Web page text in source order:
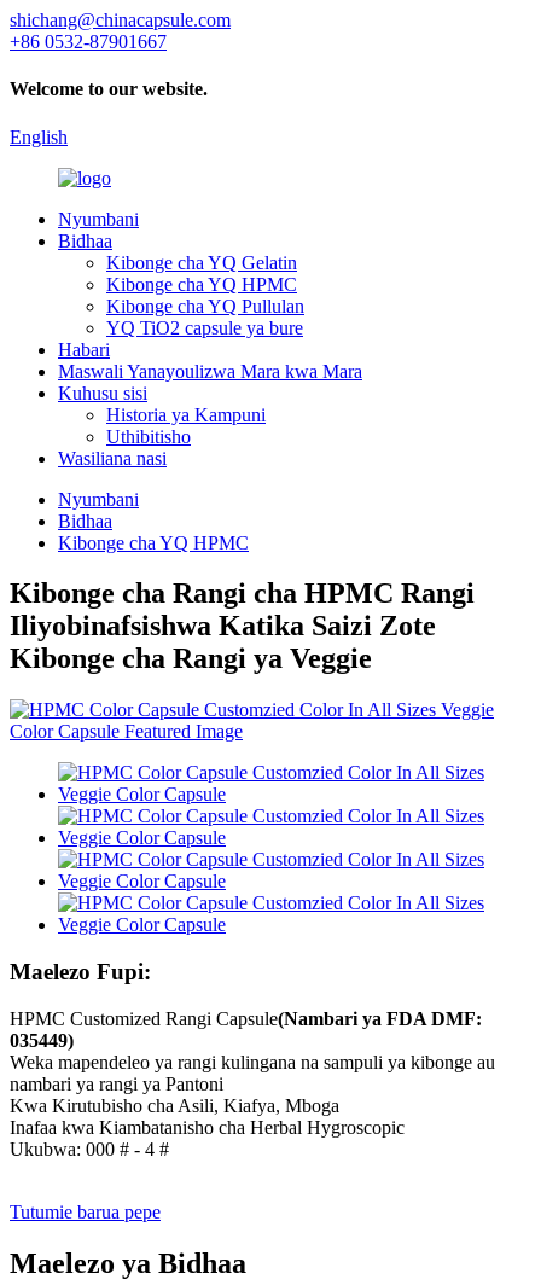
shichang@chinacapsule.com
+86 0532-87901667
Welcome to our website.
English
Nyumbani
Bidhaa
Kibonge cha YQ Gelatin
Kibonge cha YQ HPMC
Kibonge cha YQ Pullulan
YQ TiO2 capsule ya bure
Habari
Maswali Yanayoulizwa Mara kwa Mara
Kuhusu sisi
Historia ya Kampuni
Uthibitisho
Wasiliana nasi
Nyumbani
Bidhaa
Kibonge cha YQ HPMC
Kibonge cha Rangi cha HPMC Rangi
Iliyobinafsishwa Katika Saizi Zote
Kibonge cha Rangi ya Veggie
Maelezo Fupi:
HPMC Customized Rangi Capsule(Nambari ya FDA DMF:
035449)
Weka mapendeleo ya rangi kulingana na sampuli ya kibonge au
nambari ya rangi ya Pantoni
Kwa Kirutubisho cha Asili, Kiafya, Mboga
Inafaa kwa Kiambatanisho cha Herbal Hygroscopic
Ukubwa: 000 # - 4 #
Tutumie barua pepe
Maelezo ya Bidhaa